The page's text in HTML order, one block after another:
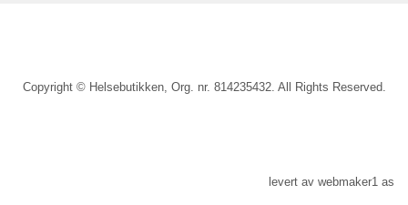
Copyright © Helsebutikken, Org. nr. 814235432. All Rights Reserved.
levert av webmaker1 as